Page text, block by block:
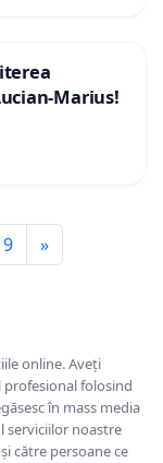
Marius!
9 »
online. Aveți
folosind
în mass media
serviciilor noastre
către persoane ce